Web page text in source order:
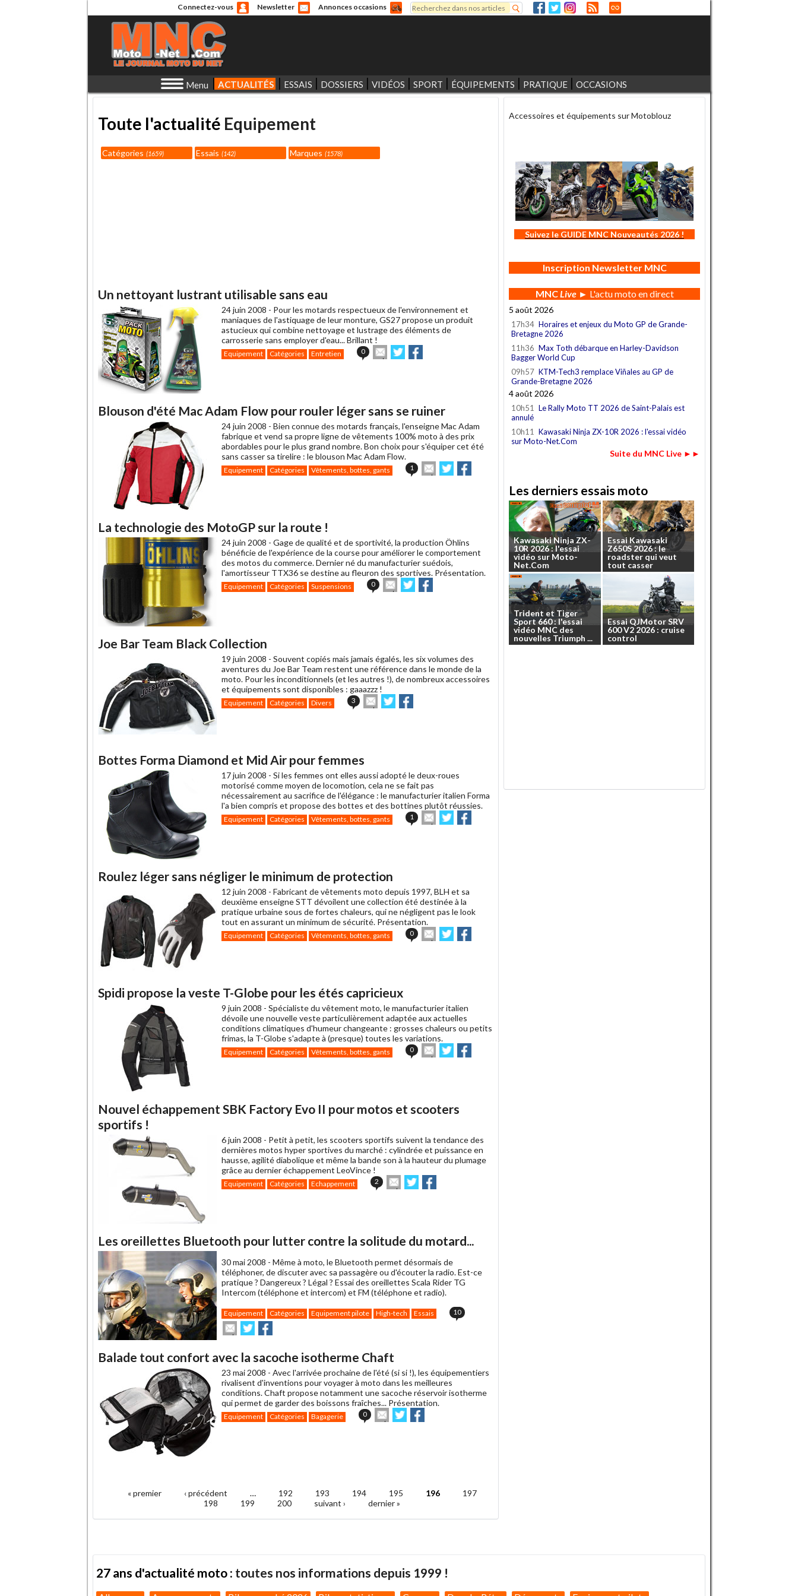
Connectez-vous Newsletter Annonces occasions
Formulaire de recherche
Rechercher
Menu ACTUALITÉS ESSAIS DOSSIERS VIDÉOS SPORT ÉQUIPEMENTS PRATIQUE OCCASIONS
Toute l'actualité Equipement
Catégories 1659 Essais 142 Marques 1578
Un nettoyant lustrant utilisable sans eau
24 juin 2008 - Pour les motards respectueux de l'environnement et
maniaques de l'astiquage de leur monture, GS27 propose un produit
astucieux qui combine nettoyage et lustrage des éléments de
carrosserie sans employer d'eau... Brillant !
Equipement Catégories Entretien 0
Envoyer
cet
Partager
sur sur
Blouson d'été Mac Adam Flow pour rouler léger sans se ruiner
24 juin 2008 - Bien connue des motards français, l'enseigne Mac Adam
fabrique et vend sa propre ligne de vêtements 100% moto à des prix
abordables pour le plus grand nombre. Bon choix pour s'équiper cet été
sans casser sa tirelire : le blouson Mac Adam Flow.
Equipement Catégories Vêtements, bottes, gants 1
Envoyer
cet
Partager
sur sur
La technologie des MotoGP sur la route !
24 juin 2008 - Gage de qualité et de sportivité, la production Öhlins
bénéficie de l'expérience de la course pour améliorer le comportement
des motos du commerce. Dernier né du manufacturier suédois,
l'amortisseur TTX36 se destine au fleuron des sportives. Présentation.
Equipement Catégories Suspensions 0
Envoyer
cet
Partager
sur sur
Joe Bar Team Black Collection
19 juin 2008 - Souvent copiés mais jamais égalés, les six volumes des
aventures du Joe Bar Team restent une référence dans le monde de la
moto. Pour les inconditionnels (et les autres !), de nombreux accessoires
et équipements sont disponibles : gaaazzz !
Equipement Catégories Divers 3
Envoyer
cet
Partager
sur sur
Bottes Forma Diamond et Mid Air pour femmes
17 juin 2008 - Si les femmes ont elles aussi adopté le deux-roues
motorisé comme moyen de locomotion, cela ne se fait pas
nécessairement au sacrifice de l'élégance : le manufacturier italien Forma
l'a bien compris et propose des bottes et des bottines plutôt réussies.
Equipement Catégories Vêtements, bottes, gants 1
Envoyer
cet
Partager
sur sur
Roulez léger sans négliger le minimum de protection
12 juin 2008 - Fabricant de vêtements moto depuis 1997, BLH et sa
deuxième enseigne STT dévoilent une collection été destinée à la
pratique urbaine sous de fortes chaleurs, qui ne négligent pas le look
tout en assurant un minimum de sécurité. Présentation.
Equipement Catégories Vêtements, bottes, gants 0
Envoyer
cet
Partager
sur sur
Spidi propose la veste T-Globe pour les étés capricieux
9 juin 2008 - Spécialiste du vêtement moto, le manufacturier italien
dévoile une nouvelle veste particulièrement adaptée aux actuelles
conditions climatiques d'humeur changeante : grosses chaleurs ou petits
frimas, la T-Globe s'adapte à (presque) toutes les variations.
Equipement Catégories Vêtements, bottes, gants 0
Envoyer
cet
Partager
sur sur
Nouvel échappement SBK Factory Evo II pour motos et scooters
sportifs !
6 juin 2008 - Petit à petit, les scooters sportifs suivent la tendance des
dernières motos hyper sportives du marché : cylindrée et puissance en
hausse, agilité diabolique et même la bande son à la hauteur du plumage
grâce au dernier échappement LeoVince !
Equipement Catégories Echappement 2
Envoyer
cet
Partager
sur sur
Les oreillettes Bluetooth pour lutter contre la solitude du motard...
30 mai 2008 - Même à moto, le Bluetooth permet désormais de
téléphoner, de discuter avec sa passagère ou d'écouter la radio. Est-ce
pratique ? Dangereux ? Légal ? Essai des oreillettes Scala Rider TG
Intercom (téléphone et intercom) et FM (téléphone et radio).
Equipement Catégories Equipement pilote High-tech Essais 10
Envoyer
cet
à
ami
Partager
sur
sur
Balade tout confort avec la sacoche isotherme Chaft
23 mai 2008 - Avec l'arrivée prochaine de l'été (si si !), les équipementiers
rivalisent d'inventions pour voyager à moto dans les meilleures
conditions. Chaft propose notamment une sacoche réservoir isotherme
qui permet de garder des boissons fraîches... Présentation.
Equipement Catégories Bagagerie 0
Envoyer
cet
Partager
sur sur
Pages« premier ‹ précédent … 192 193 194 195 196
197
198
199 200 suivant › dernier »
Accessoires et équipements sur Motoblouz
Suivez le GUIDE MNC Nouveautés 2026 !
Inscription Newsletter MNC
MNCLive► L'actu moto en direct
5 août 2026
17h34 Horaires et enjeux du Moto GP de Grande-
Bretagne 2026
11h36 Max Toth débarque en Harley-Davidson
Bagger World Cup
09h57 KTM-Tech3 remplace Viñales au GP de
Grande-Bretagne 2026
4 août 2026
10h51
Le Rally Moto TT 2026 de Saint-Palais est
annulé
10h11
Kawasaki Ninja ZX-10R 2026 : l'essai vidéo
sur Moto-Net.Com
Suite du MNC Live ►►
Les derniers essais moto
KawasakiNinja ZX-
10R2026: l'essai
vidéo sur Moto-
Net.Com
EssaiKawasaki
Z650S 2026:le
roadster qui veut
tout casser
Trident etTiger
Sport660:l'essai
vidéo MNC des
nouvelles Triumph ...
Essai QJMotorSRV
600V2 2026 : cruise
control
27 ans d'actualité moto : toutes nos informations depuis 1999 !